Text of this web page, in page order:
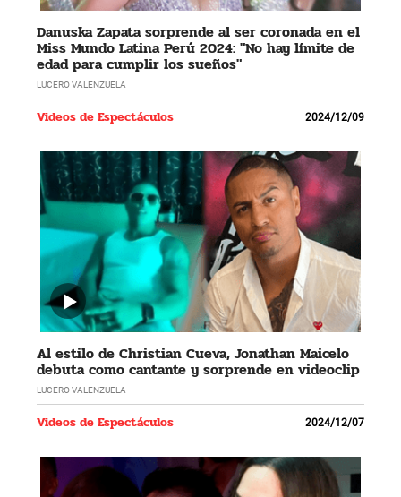
Danuska Zapata sorprende al ser coronada en el
Miss Mundo Latina Perú 2024: "No hay límite de
edad para cumplir los sueños"
LUCERO VALENZUELA
Videos de Espectáculos 2024/12/09
Al estilo de Christian Cueva, Jonathan Maicelo
debuta como cantante y sorprende en videoclip
LUCERO VALENZUELA
Videos de Espectáculos 2024/12/07